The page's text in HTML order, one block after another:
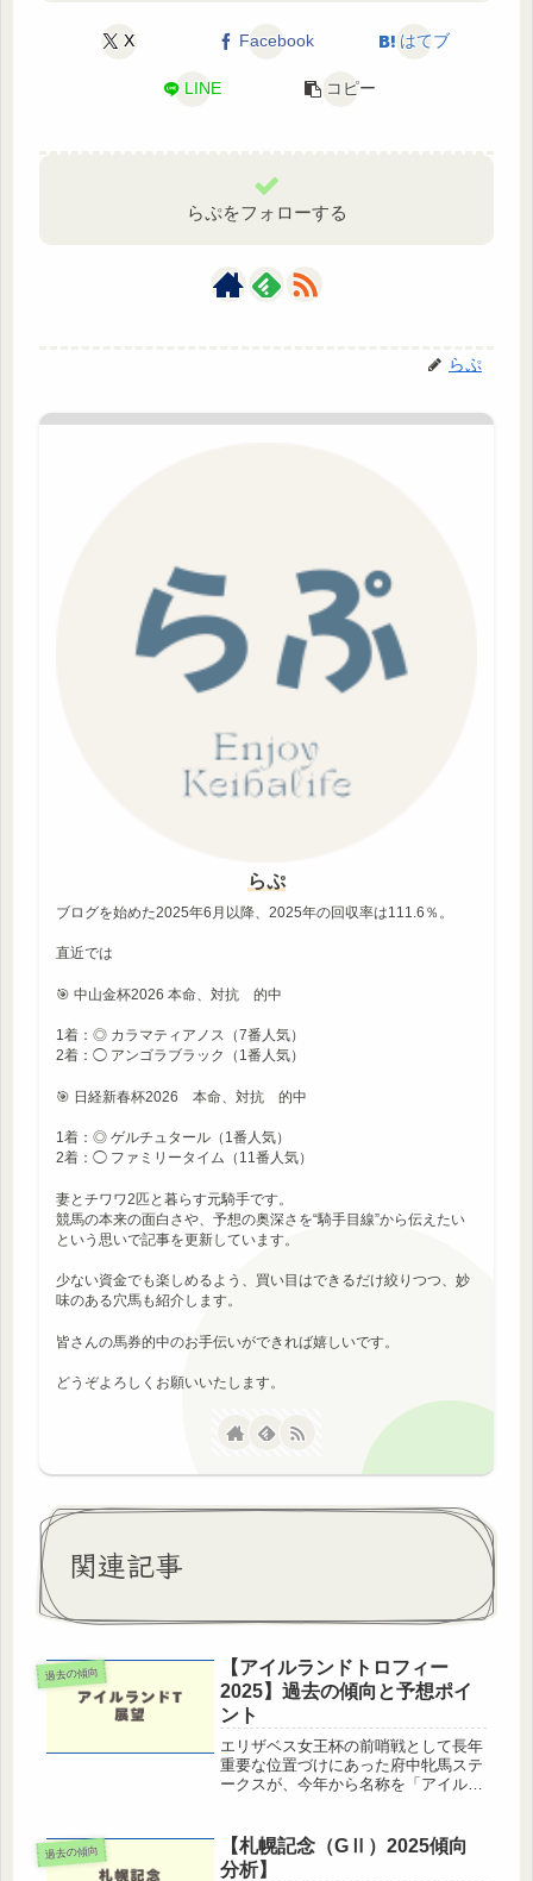
X Facebook はてブ
LINE コピー
らぷをフォローする
らぷ
らぷ
ブログを始めた2025年6月以降、2025年の回収率は111.6％。
直近では
🎯 中山金杯2026 本命、対抗 的中
1着：◎ カラマティアノス（7番人気）
2着：◯ アンゴラブラック（1番人気）
🎯 日経新春杯2026 本命、対抗 的中
1着：◎ ゲルチュタール（1番人気）
2着：◯ ファミリータイム（11番人気）
妻とチワワ2匹と暮らす元騎手です。
競馬の本来の面白さや、予想の奥深さを“騎手目線”から伝えたい
という思いで記事を更新しています。
少ない資金でも楽しめるよう、買い目はできるだけ絞りつつ、妙
味のある穴馬も紹介します。
皆さんの馬券的中のお手伝いができれば嬉しいです。
どうぞよろしくお願いいたします。
関連記事
過去の傾向
【アイルランドトロフィー
2025】過去の傾向と予想ポイ
ント
エリザベス女王杯の前哨戦として長年
重要な位置づけにあった府中牝馬ステ
ークスが、今年から名称を「アイルラ
京芝1800m）や出走条件（3歳以上牝
馬限定・G2）**は従来と同...
過去の傾向
【札幌記念（GⅡ）2025傾向
分析】